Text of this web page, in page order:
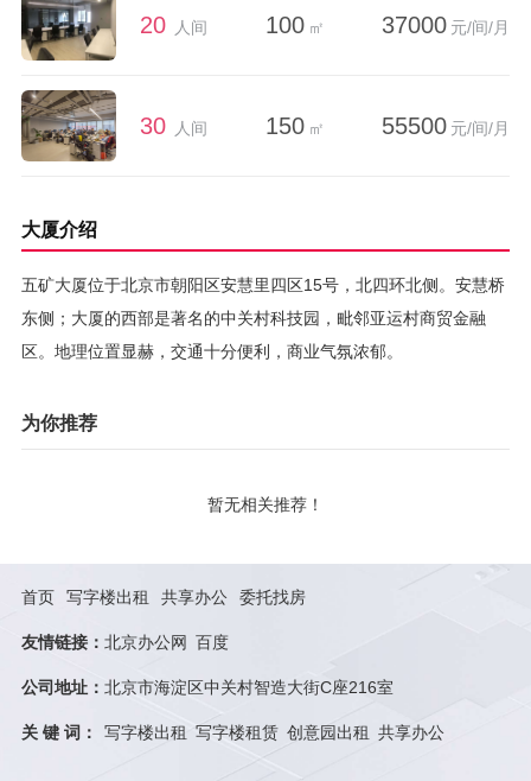
20 人间 100 ㎡ 37000 元/间/月
30 人间 150 ㎡ 55500 元/间/月
大厦介绍
五矿大厦位于北京市朝阳区安慧里四区15号，北四环北侧。安慧桥
东侧；大厦的西部是著名的中关村科技园，毗邻亚运村商贸金融
区。地理位置显赫，交通十分便利，商业气氛浓郁。
为你推荐
暂无相关推荐！
首页 写字楼出租 共享办公 委托找房
友情链接： 北京办公网 百度
公司地址： 北京市海淀区中关村智造大街C座216室
关 键 词： 写字楼出租 写字楼租赁 创意园出租 共享办公